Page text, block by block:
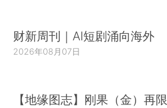
财新周刊｜AI短剧涌向海外
2026年08月07日
【地缘图志】刚果（金）再限